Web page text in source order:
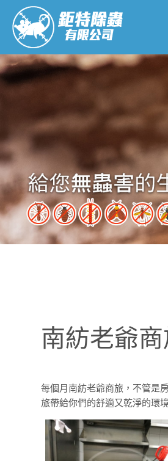
南紡老爺商
每個月南紡老爺商旅，不管是
旅帶給你們的舒適又乾淨的環